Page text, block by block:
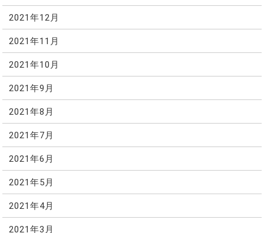
2021年12月
2021年11月
2021年10月
2021年9月
2021年8月
2021年7月
2021年6月
2021年5月
2021年4月
2021年3月